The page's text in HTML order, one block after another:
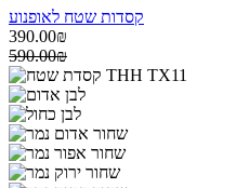
קסדות שטח לאופנוע
390.00₪
590.00₪